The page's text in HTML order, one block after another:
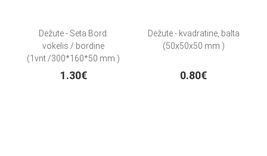
Dėžutė - Seta Bord.
vokelis / bordinė
(1vnt./300*160*50 mm.)
1.30€
Dėžutė - kvadratinė, balta
(50x50x50 mm.)
0.80€